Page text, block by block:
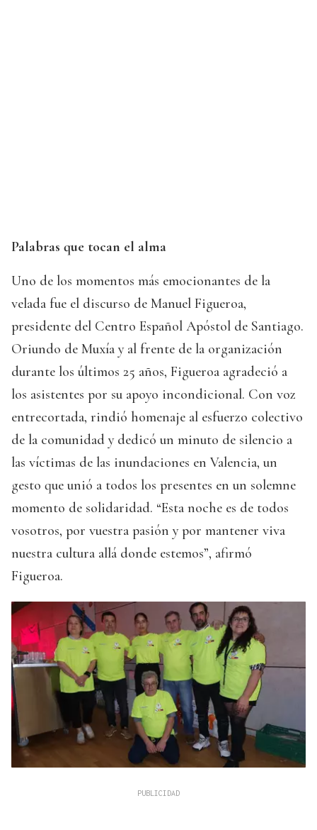
Palabras que tocan el alma
Uno de los momentos más emocionantes de la
velada fue el discurso de Manuel Figueroa,
presidente del Centro Español Apóstol de Santiago.
Oriundo de Muxía y al frente de la organización
durante los últimos 25 años, Figueroa agradeció a
los asistentes por su apoyo incondicional. Con voz
entrecortada, rindió homenaje al esfuerzo colectivo
de la comunidad y dedicó un minuto de silencio a
las víctimas de las inundaciones en Valencia, un
gesto que unió a todos los presentes en un solemne
momento de solidaridad. “Esta noche es de todos
vosotros, por vuestra pasión y por mantener viva
nuestra cultura allá donde estemos”, afirmó
Figueroa.